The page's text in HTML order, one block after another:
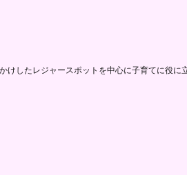
けしたレジャースポットを中心に子育てに役に